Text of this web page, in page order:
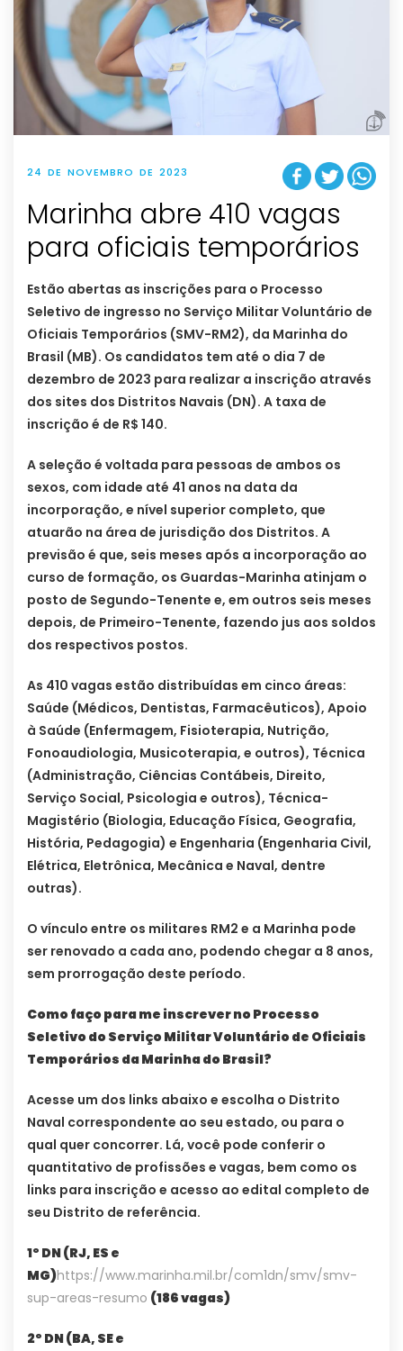
24 DE NOVEMBRO DE 2023
Marinha abre 410 vagas
para oficiais temporários
Estão abertas as inscrições para o Processo
Seletivo de ingresso no Serviço Militar Voluntário de
Oficiais Temporários (SMV-RM2), da Marinha do
Brasil (MB). Os candidatos tem até o dia 7 de
dezembro de 2023 para realizar a inscrição através
dos sites dos Distritos Navais (DN). A taxa de
inscrição é de R$ 140.
A seleção é voltada para pessoas de ambos os
sexos, com idade até 41 anos na data da
incorporação, e nível superior completo, que
atuarão na área de jurisdição dos Distritos. A
previsão é que, seis meses após a incorporação ao
curso de formação, os Guardas-Marinha atinjam o
posto de Segundo-Tenente e, em outros seis meses
depois, de Primeiro-Tenente, fazendo jus aos soldos
dos respectivos postos.
As 410 vagas estão distribuídas em cinco áreas:
Saúde (Médicos, Dentistas, Farmacêuticos), Apoio
à Saúde (Enfermagem, Fisioterapia, Nutrição,
Fonoaudiologia, Musicoterapia, e outros), Técnica
(Administração, Ciências Contábeis, Direito,
Serviço Social, Psicologia e outros), Técnica-
Magistério (Biologia, Educação Física, Geografia,
História, Pedagogia) e Engenharia (Engenharia Civil,
Elétrica, Eletrônica, Mecânica e Naval, dentre
outras).
O vínculo entre os militares RM2 e a Marinha pode
ser renovado a cada ano, podendo chegar a 8 anos,
sem prorrogação deste período.
Como faço para me inscrever no Processo
Seletivo do Serviço Militar Voluntário de Oficiais
Temporários da Marinha do Brasil?
Acesse um dos links abaixo e escolha o Distrito
Naval correspondente ao seu estado, ou para o
qual quer concorrer. Lá, você pode conferir o
quantitativo de profissões e vagas, bem como os
links para inscrição e acesso ao edital completo de
seu Distrito de referência.
1º DN (RJ, ES e
MG)https://www.marinha.mil.br/com1dn/smv/smv-
sup-areas-resumo (186 vagas)
2º DN (BA, SE e